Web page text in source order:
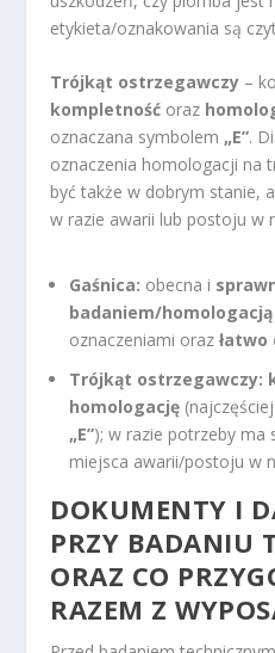
etykieta/oznakowania są
Trójkąt ostrzegawczy –
kompletność oraz
oznaczana symbolem „E”.
oznaczenia homologacji na
być także w dobrym stanie,
w razie awarii lub postoju w
Gaśnica: obecna i
badaniem/homologacją
oznaczeniami orazłatwo
Trójkąt ostrzegawczy:
homologację
„E”); w razie potrzeby ma
miejsca awarii/postoju w
DOKUMENTY I
PRZY BADANIU
ORAZ CO
RAZEM Z